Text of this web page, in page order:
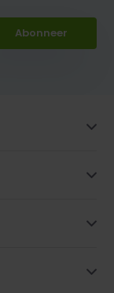
Abonneer